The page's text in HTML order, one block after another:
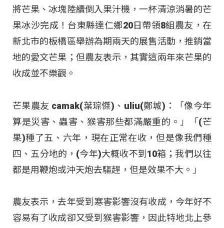
將芒果、冰塊陸續倒入果汁機，一杯清涼消暑的芒
果冰沙完成！台東縣達仁鄉20日帶領8組農友，在
新北市的板橋區舉辦為期兩天的展售活動，推銷當
地的愛文芒果；但農友表示，其實這兩年來芒果的
收成並不樂觀。
芒果農友 camak(葉琮傑)、uliu(鄭城)：「像今年
算是災害、蟲害、猴害那些都滿嚴重的。」「(芒
果)種了五、六年，現在正常在收，但是像我們種
四、五分地的，(今年)大概收不到10箱；我們以往
都是用鞭炮或沖天炮去驅趕，但是效果不大。」
農友表示，去年受到寒害影響沒有收成，今年好不
容易有了收成卻又受到猴害影響，因此特地北上參